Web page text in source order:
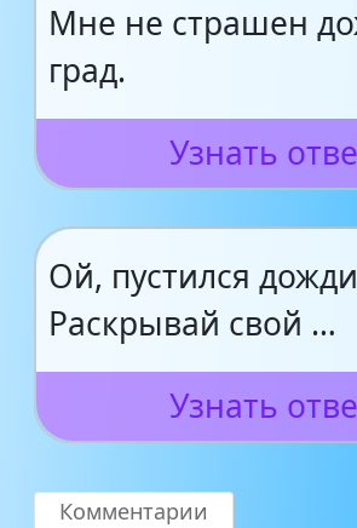
Мне не страшен
град.
Узнать
Ой, пустился
Раскрывай свой …
Узнать
Комментарии